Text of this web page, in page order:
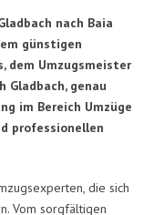
nach Baia
günstigen
dem Umzugsmeister
Gladbach, genau
im Bereich Umzüge
professionellen
die sich
Vom sorgfältigen